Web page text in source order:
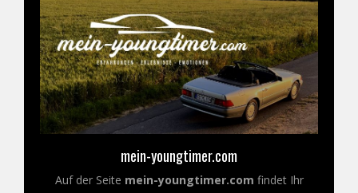
mein-youngtimer.com
Auf der Seite mein-youngtimer.com findet Ihr